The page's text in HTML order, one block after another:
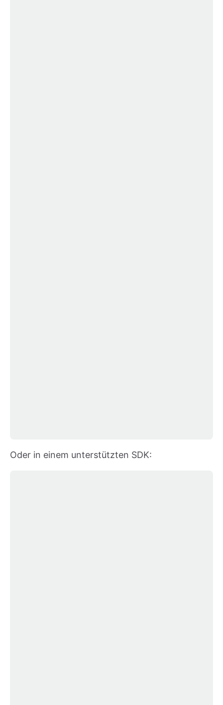
Oder in einem unterstützten SDK: